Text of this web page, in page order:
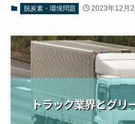
脱炭素・環境問題 2023年12月